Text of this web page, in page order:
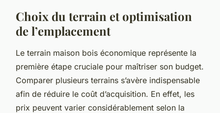
Choix du terrain et optimisation
de l’emplacement
Le terrain maison bois économique représente la
première étape cruciale pour maîtriser son budget.
Comparer plusieurs terrains s’avère indispensable
afin de réduire le coût d’acquisition. En effet, les
prix peuvent varier considérablement selon la